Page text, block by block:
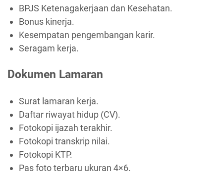
BPJS Ketenagakerjaan dan Kesehatan.
Bonus kinerja.
Kesempatan pengembangan karir.
Seragam kerja.
Dokumen Lamaran
Surat lamaran kerja.
Daftar riwayat hidup (CV).
Fotokopi ijazah terakhir.
Fotokopi transkrip nilai.
Fotokopi KTP.
Pas foto terbaru ukuran 4×6.